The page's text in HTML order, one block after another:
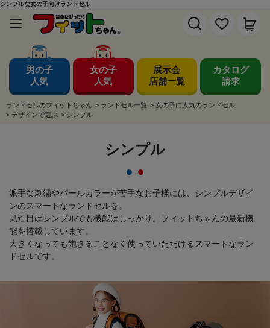
シンプルな女の子向けランドセル
男の子
人気
女の子
人気
展示会
店舗一覧
カタログ
請求
ランドセルのフィットちゃん > ランドセル一覧 > 女の子に人気のランドセル
> デザインで選ぶ > シンプル
シンプル
派手な刺繍やパールカラーが苦手なお子様には、シンプルデザイ
ンのスマートなランドセルを。
見た目はシンプルでも機能はしっかり。フィットちゃんの最新機
能を搭載しています。
大きくなっても飽きることなく使っていただけるスマートなラン
ドセルです。